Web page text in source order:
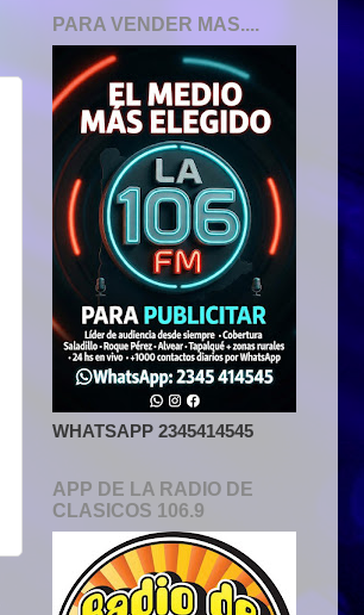
PARA VENDER MAS....
WHATSAPP 2345414545
APP DE LA RADIO DE
CLASICOS 106.9